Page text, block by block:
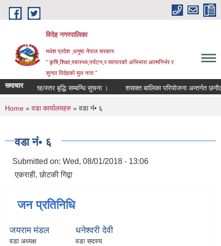
Skip to main content
विदेह नगरपालिका
मधेश प्रदेश ,धनुषा नेपाल सरकार
“ कृषि,शिक्षा,स्वास्थ्य,पर्यटन,र व्यापारको अभिभारा आत्मनिर्भर र
सुन्दर विदेहको मुल नारा ”
समाचार तह/स्तर बृद्धि सम्बन्धि सुचना । शसक्त बालिका परियोजना अन्तर्गत
You are here
Home » वडा कार्यालयहरु » वडा नंं• ६
वडा नंं• ६
Submitted on: Wed, 08/01/2018 - 13:06
एकराही, छाेटकी गिद्वा
जन प्रतिनिधि
जयराम मंडल
वडा अध्यक्ष
धनेश्वरी देवी
वडा सदस्य